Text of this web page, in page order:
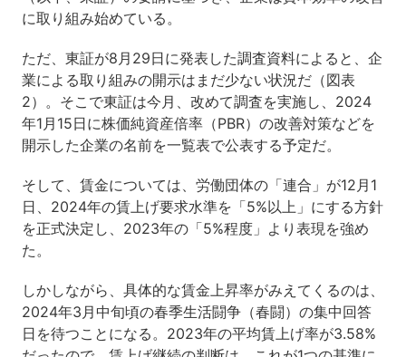
に取り組み始めている。
ただ、東証が8月29日に発表した調査資料によると、企
業による取り組みの開示はまだ少ない状況だ（図表
2）。そこで東証は今月、改めて調査を実施し、2024
年1月15日に株価純資産倍率（PBR）の改善対策などを
開示した企業の名前を一覧表で公表する予定だ。
そして、賃金については、労働団体の「連合」が12月1
日、2024年の賃上げ要求水準を「5%以上」にする方針
を正式決定し、2023年の「5%程度」より表現を強め
た。
しかしながら、具体的な賃金上昇率がみえてくるのは、
2024年3月中旬頃の春季生活闘争（春闘）の集中回答
日を待つことになる。2023年の平均賃上げ率が3.58%